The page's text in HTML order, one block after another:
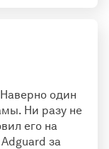
один
Ни разу не
его на
за